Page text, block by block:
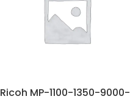
Ricoh MP-1100-1350-9000-